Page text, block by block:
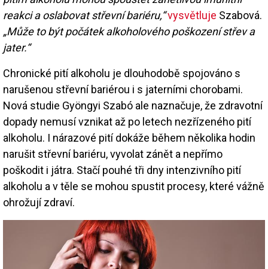
reakci a oslabovat střevní bariéru,“vysvětluje Szabová.
„Může to být počátek alkoholového poškození střev a
jater.“
Chronické pití alkoholu je dlouhodobě spojováno s
narušenou střevní bariérou i s jaterními chorobami.
Nová studie Gyöngyi Szabó ale naznačuje, že zdravotní
dopady nemusí vznikat až po letech nezřízeného pití
alkoholu. I nárazové pití dokáže během několika hodin
narušit střevní bariéru, vyvolat zánět a nepřímo
poškodit i játra. Stačí pouhé tři dny intenzivního pití
alkoholu a v těle se mohou spustit procesy, které vážně
ohrožují zdraví.